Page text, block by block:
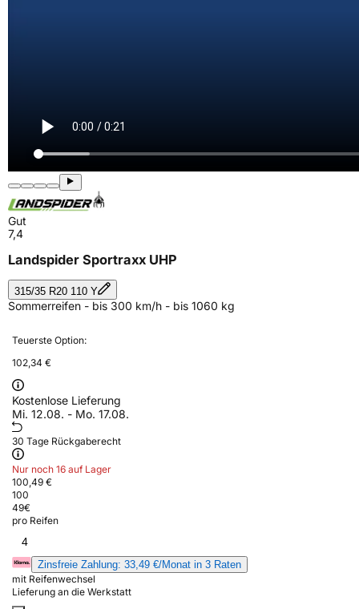
Gut
7,4
Landspider Sportraxx UHP
315/35 R20 110 Y
Sommerreifen - bis 300 km/h - bis 1060 kg
Teuerste Option:
102,34 €
Kostenlose Lieferung
Mi. 12.08. - Mo. 17.08.
30 Tage Rückgaberecht
Nur noch 16 auf Lager
100,49 €
100
49€
pro Reifen
4
Zinsfreie Zahlung: 33,49 €/Monat in 3 Raten
mit Reifenwechsel
Lieferung an die Werkstatt